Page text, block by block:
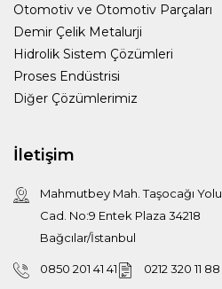
Otomotiv ve Otomotiv Parçaları
Demir Çelik Metalurji
Hidrolik Sistem Çözümleri
Proses Endüstrisi
Diğer Çözümlerimiz
İletişim
Mahmutbey Mah. Taşocağı Yolu
Cad. No:9 Entek Plaza 34218
Bağcılar/İstanbul
0850 201 41 41 0212 320 11 88